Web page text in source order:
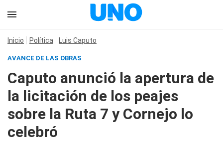
Inicio Política Luis Caputo
AVANCE DE LAS OBRAS
Caputo anunció la apertura de
la licitación de los peajes
sobre la Ruta 7 y Cornejo lo
celebró